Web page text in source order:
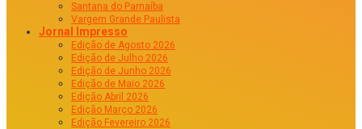
Santana do Parnaíba
Vargem Grande Paulista
Jornal Impresso
Edição de Agosto 2026
Edição de Julho 2026
Edição de Junho 2026
Edição de Maio 2026
Edição Abril 2026
Edição Março 2026
Edição Fevereiro 2026